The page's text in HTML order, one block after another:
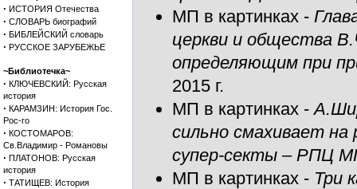
· ИСТОРИЯ Отечества
· СЛОВАРЬ биографий
· БИБЛЕЙСКИЙ словарь
· РУССКОЕ ЗАРУБЕЖЬЕ
~Библиотечка~
· КЛЮЧЕВСКИЙ: Русская
история
· КАРАМЗИН: История Гос.
Рос-го
· КОСТОМАРОВ:
Св.Владимир - Романовы
· ПЛАТОНОВ: Русская
история
· ТАТИЩЕВ: История
МП в картинках -
церкви и общества
определяющим при
2015 г.
МП в картинках -
сильно смахивает на
супер-секты – РПЦ
МП в картинках - Три